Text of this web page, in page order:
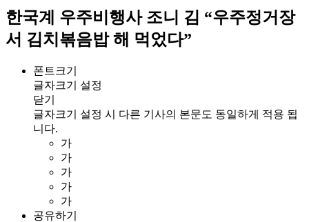
한국계 우주비행사 조니 김 “우주정거장
서 김치볶음밥 해 먹었다”
폰트크기
글자크기 설정
닫기
글자크기 설정 시 다른 기사의 본문도 동일하게 적용 됩
니다.
가
가
가
가
가
공유하기